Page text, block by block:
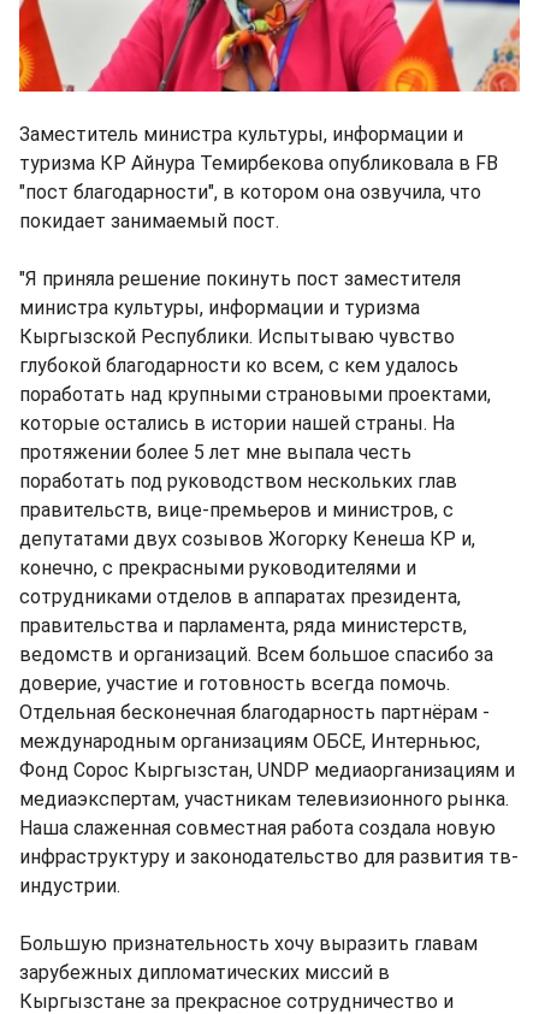
Заместитель министра культуры, информации и
туризма КР Айнура Темирбекова опубликовала в FB
"пост благодарности", в котором она озвучила, что
покидает занимаемый пост.
"Я приняла решение покинуть пост заместителя
министра культуры, информации и туризма
Кыргызской Республики. Испытываю чувство
глубокой благодарности ко всем, с кем удалось
поработать над крупными страновыми проектами,
которые остались в истории нашей страны. На
протяжении более 5 лет мне выпала честь
поработать под руководством нескольких глав
правительств, вице-премьеров и министров, с
депутатами двух созывов Жогорку Кенеша КР и,
конечно, с прекрасными руководителями и
сотрудниками отделов в аппаратах президента,
правительства и парламента, ряда министерств,
ведомств и организаций. Всем большое спасибо за
доверие, участие и готовность всегда помочь.
Отдельная бесконечная благодарность партнёрам -
международным организациям ОБСЕ, Интерньюс,
Фонд Сорос Кыргызстан, UNDP медиаорганизациям и
медиаэкспертам, участникам телевизионного рынка.
Наша слаженная совместная работа создала новую
инфраструктуру и законодательство для развития тв-
индустрии.
Большую признательность хочу выразить главам
зарубежных дипломатических миссий в
Кыргызстане за прекрасное сотрудничество и